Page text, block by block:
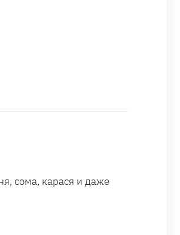
сома, карася и даже